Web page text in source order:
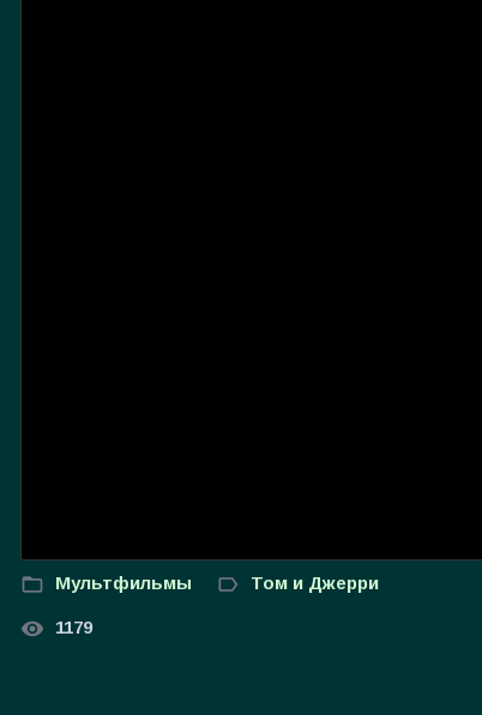
Мультфильмы Том и Джерри
1179